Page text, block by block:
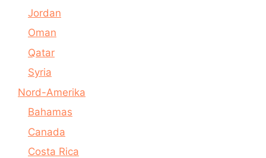
Jordan
Oman
Qatar
Syria
Nord-Amerika
Bahamas
Canada
Costa Rica